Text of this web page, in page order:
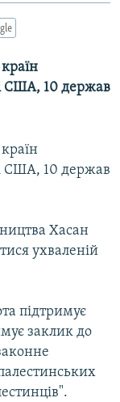
США, 10 держав
США, 10 держав
Хасан
ухваленій
підтримує
заклик до